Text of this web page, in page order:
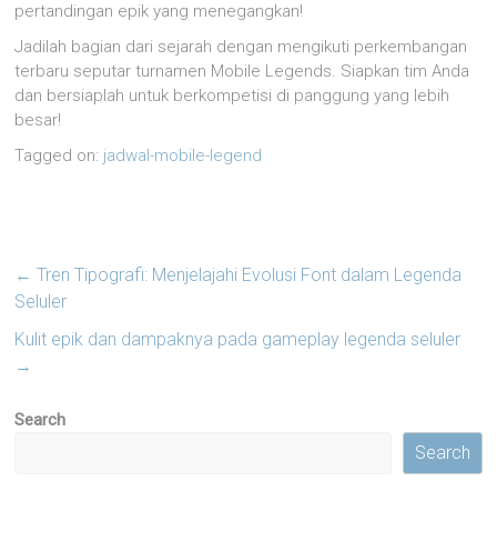
pertandingan epik yang menegangkan!
Jadilah bagian dari sejarah dengan mengikuti perkembangan
terbaru seputar turnamen Mobile Legends. Siapkan tim Anda
dan bersiaplah untuk berkompetisi di panggung yang lebih
besar!
Tagged on: jadwal-mobile-legend
← Tren Tipografi: Menjelajahi Evolusi Font dalam Legenda
Seluler
Kulit epik dan dampaknya pada gameplay legenda seluler
→
Search
Search